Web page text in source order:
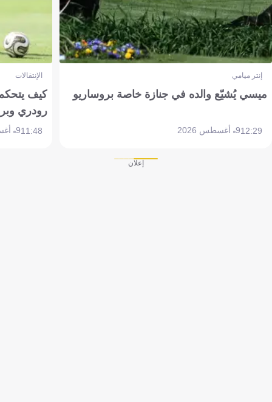
إنتر ميامي
ميسي يُشيّع والده في جنازة خاصة بروساريو
12:299 أغسطس 2026
الإنتقالات
كيف
رودري
11:489 أغسطس 2026
إعلان